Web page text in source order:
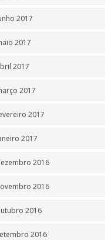
2017
2017
2017
2017
2017
2017
2016
2016
2016
2016